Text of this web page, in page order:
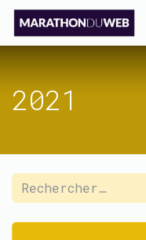
Se rendre au contenu
2021